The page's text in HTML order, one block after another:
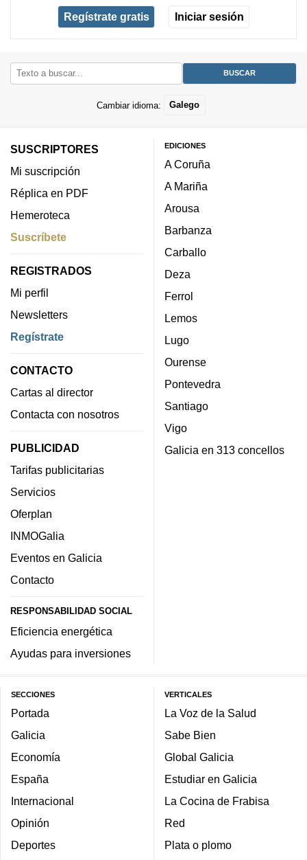
Regístrate gratis Iniciar sesión
Cambiar idioma: Galego
SUSCRIPTORES
Mi suscripción
Réplica en PDF
Hemeroteca
Suscríbete
REGISTRADOS
Mi perfil
Newsletters
Regístrate
CONTACTO
Cartas al director
Contacta con nosotros
PUBLICIDAD
Tarifas publicitarias
Servicios
Oferplan
INMOGalia
Eventos en Galicia
Contacto
RESPONSABILIDAD SOCIAL
Eficiencia energética
Ayudas para inversiones
EDICIONES
A Coruña
A Mariña
Arousa
Barbanza
Carballo
Deza
Ferrol
Lemos
Lugo
Ourense
Pontevedra
Santiago
Vigo
Galicia en 313 concellos
SECCIONES
Portada
Galicia
Economía
España
Internacional
Opinión
Deportes
VERTICALES
La Voz de la Salud
Sabe Bien
Global Galicia
Estudiar en Galicia
La Cocina de Frabisa
Red
Plata o plomo